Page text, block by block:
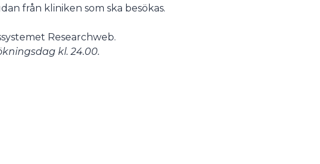
från kliniken som ska besökas.
Researchweb.
kl. 24.00.